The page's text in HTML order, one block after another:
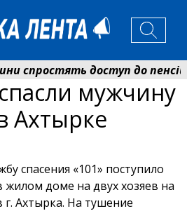
доступ до пенсій
відпочинку дітей із
мужчину
Ахтырке
спасения «101» поступило
доме на двух хозяев на
г. Ахтырка. На тушение